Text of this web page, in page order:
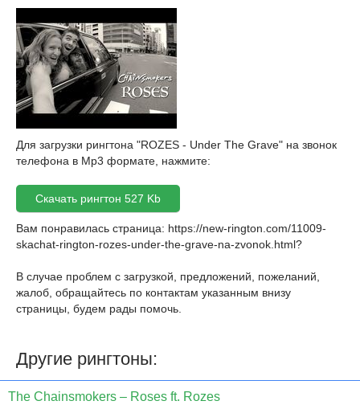
Для загрузки рингтона "ROZES - Undеr Thе Grаvе" на звонок
телефона в Mp3 формате, нажмите:
Скачать рингтон 527 Kb
Вам понравилась страница: https://new-rington.com/11009-
skachat-rington-rozes-under-the-grave-na-zvonok.html?
В случае проблем с загрузкой, предложений, пожеланий,
жалоб, обращайтесь по контактам указанным внизу
страницы, будем рады помочь.
Другие рингтоны:
The Chainsmokers – Roses ft. Rozes